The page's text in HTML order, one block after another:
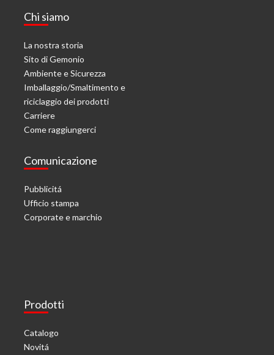
Chi siamo
La nostra storia
Sito di Gemonio
Ambiente e Sicurezza
Imballaggio/Smaltimento e
riciclaggio dei prodotti
Carriere
Come raggiungerci
Comunicazione
Pubblicitá
Ufficio stampa
Corporate e marchio
Prodotti
Catalogo
Novitá